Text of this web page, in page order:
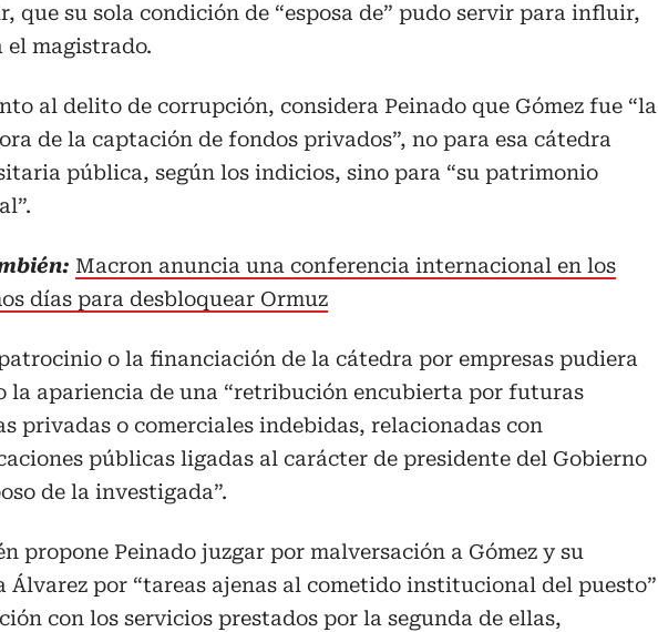
que su sola condición de “esposa de” pudo servir para influir,
el magistrado.
al delito de corrupción, considera Peinado que Gómez fue “la
de la captación de fondos privados”, no para esa cátedra
pública, según los indicios, sino para “su patrimonio
Macron anuncia una conferencia internacional en los
días para desbloquear Ormuz
o la financiación de la cátedra por empresas pudiera
la apariencia de una “retribución encubierta por futuras
privadas o comerciales indebidas, relacionadas con
públicas ligadas al carácter de presidente del Gobierno
de la investigada”.
propone Peinado juzgar por malversación a Gómez y su
Álvarez por “tareas ajenas al cometido institucional del puesto”
con los servicios prestados por la segunda de ellas,